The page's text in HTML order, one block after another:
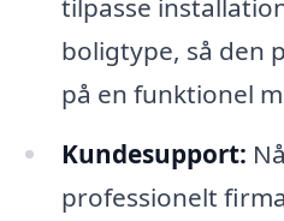
tilpasse
boligtype, så den
på en funktionel
Kundesupport:
professionelt